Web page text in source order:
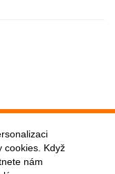
cookies. Když
nám